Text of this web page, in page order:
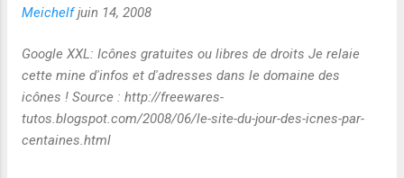
Meichelf juin 14, 2008
Google XXL: Icônes gratuites ou libres de droits Je relaie
cette mine d'infos et d'adresses dans le domaine des
icônes ! Source : http://freewares-
tutos.blogspot.com/2008/06/le-site-du-jour-des-icnes-par-
centaines.html